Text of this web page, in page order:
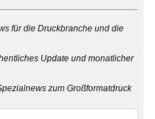
für die Druckbranche und die
Update und monatlicher
zum Großformatdruck